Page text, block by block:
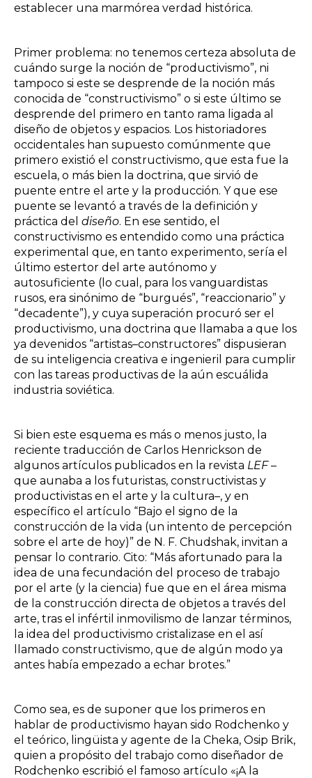
establecer una marmórea verdad histórica.
Primer problema: no tenemos certeza absoluta de
cuándo surge la noción de “productivismo”, ni
tampoco si este se desprende de la noción más
conocida de “constructivismo” o si este último se
desprende del primero en tanto rama ligada al
diseño de objetos y espacios. Los historiadores
occidentales han supuesto comúnmente que
primero existió el constructivismo, que esta fue la
escuela, o más bien la doctrina, que sirvió de
puente entre el arte y la producción. Y que ese
puente se levantó a través de la definición y
práctica del diseño. En ese sentido, el
constructivismo es entendido como una práctica
experimental que, en tanto experimento, sería el
último estertor del arte autónomo y
autosuficiente (lo cual, para los vanguardistas
rusos, era sinónimo de “burgués”, “reaccionario” y
“decadente”), y cuya superación procuró ser el
productivismo, una doctrina que llamaba a que los
ya devenidos “artistas–constructores” dispusieran
de su inteligencia creativa e ingenieril para cumplir
con las tareas productivas de la aún escuálida
industria soviética.
Si bien este esquema es más o menos justo, la
reciente traducción de Carlos Henrickson de
algunos artículos publicados en la revista LEF–
que aunaba a los futuristas, constructivistas y
productivistas en el arte y la cultura–, y en
específico el artículo “Bajo el signo de la
construcción de la vida (un intento de percepción
sobre el arte de hoy)” de N. F. Chudshak, invitan a
pensar lo contrario. Cito: “Más afortunado para la
idea de una fecundación del proceso de trabajo
por el arte (y la ciencia) fue que en el área misma
de la construcción directa de objetos a través del
arte, tras el infértil inmovilismo de lanzar términos,
la idea del productivismo cristalizase en el así
llamado constructivismo, que de algún modo ya
antes había empezado a echar brotes.”
Como sea, es de suponer que los primeros en
hablar de productivismo hayan sido Rodchenko y
el teórico, lingüista y agente de la Cheka, Osip Brik,
quien a propósito del trabajo como diseñador de
Rodchenko escribió el famoso artículo «¡A la